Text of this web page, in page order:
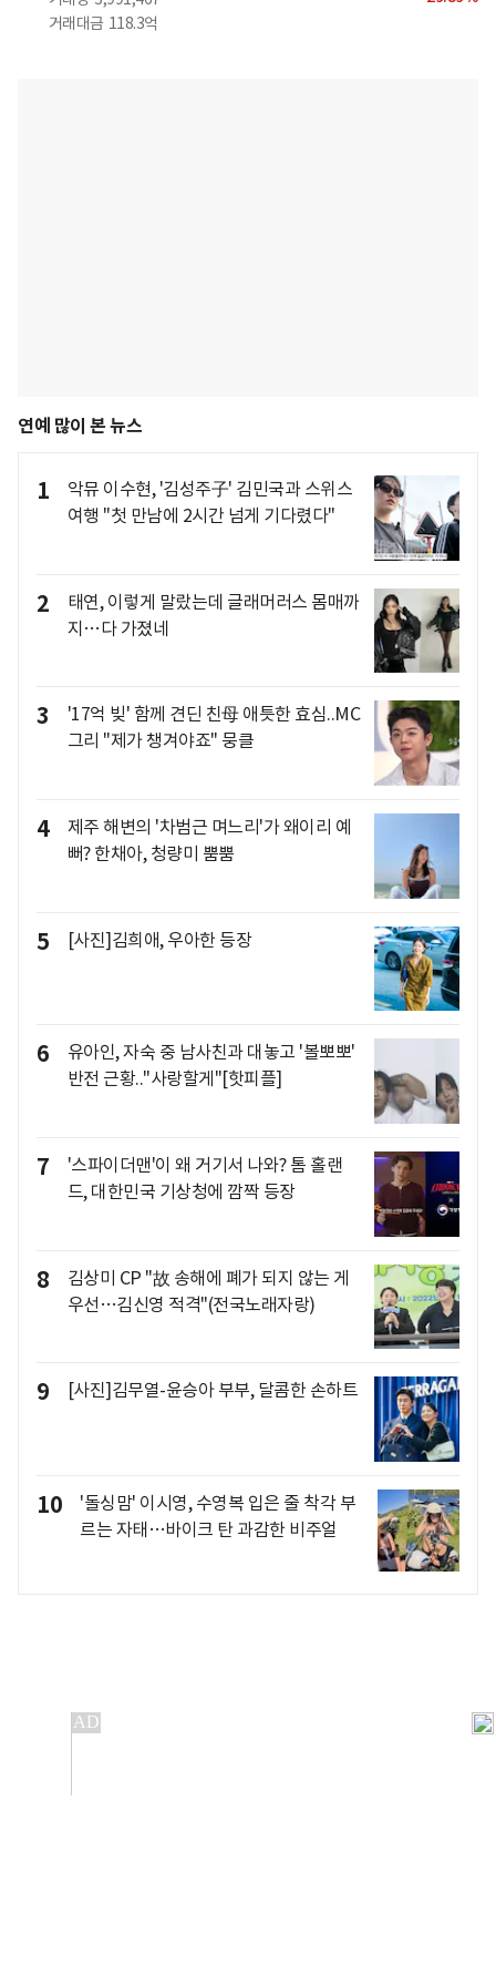
거래대금 118.3억
연예 많이 본 뉴스
1
악뮤 이수현, '김성주子' 김민국과 스위스
여행 "첫 만남에 2시간 넘게 기다렸다"
2
태연, 이렇게 말랐는데 글래머러스 몸매까
지…다 가졌네
3
'17억 빚' 함께 견딘 친母 애틋한 효심..MC
그리 "제가 챙겨야죠" 뭉클
4
제주 해변의 '차범근 며느리'가 왜이리 예
뻐? 한채아, 청량미 뿜뿜
5 [사진]김희애, 우아한 등장
6
유아인, 자숙 중 남사친과 대놓고 '볼뽀뽀'
반전 근황.."사랑할게"[핫피플]
7
'스파이더맨'이 왜 거기서 나와? 톰 홀랜
드, 대한민국 기상청에 깜짝 등장
8
김상미 CP "故 송해에 폐가 되지 않는 게
우선…김신영 적격"(전국노래자랑)
9 [사진]김무열-윤승아 부부, 달콤한 손하트
10
'돌싱맘' 이시영, 수영복 입은 줄 착각 부
르는 자태…바이크 탄 과감한 비주얼